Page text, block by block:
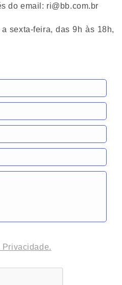
do email: ri@bb.com.br
sexta-feira, das 9h às 18h,
Privacidade.